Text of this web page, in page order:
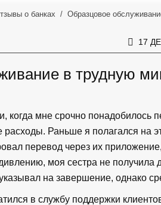
о банках Образцовое
17
в трудную
когда мне срочно понадобилось
Раньше я полагался на
перевод через их
моя сестра не получила
на завершение, однако
в службу поддержки